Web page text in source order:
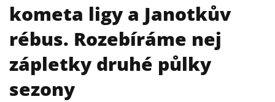
kometa ligy a Janotkův
rébus. Rozebíráme nej
zápletky druhé půlky
sezony